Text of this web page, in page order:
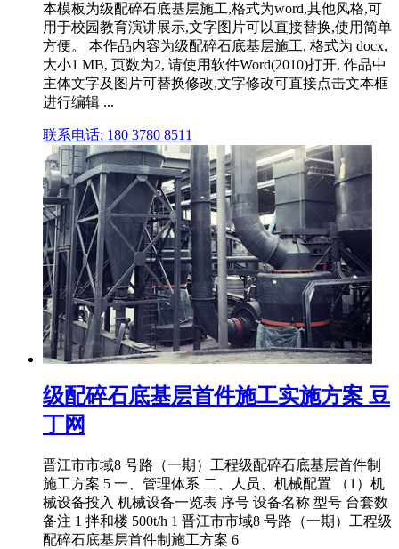
本模板为级配碎石底基层施工,格式为word,其他风格,可
用于校园教育演讲展示,文字图片可以直接替换,使用简单
方便。 本作品内容为级配碎石底基层施工, 格式为 docx,
大小1 MB, 页数为2, 请使用软件Word(2010)打开, 作品中
主体文字及图片可替换修改,文字修改可直接点击文本框
进行编辑 ...
联系电话: 180 3780 8511
级配碎石底基层首件施工实施方案 豆
丁网
晋江市市域8 号路（一期）工程级配碎石底基层首件制
施工方案 5 一、管理体系 二、人员、机械配置 （1）机
械设备投入 机械设备一览表 序号 设备名称 型号 台套数
备注 1 拌和楼 500t/h 1 晋江市市域8 号路（一期）工程级
配碎石底基层首件制施工方案 6